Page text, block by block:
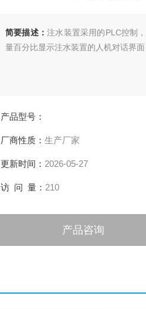
简要描述：注水装置采用的PLC控制
量百分比显示注水装置的人机对话界
产品型号：
厂商性质： 生产厂家
更新时间： 2026-05-27
访 问 量： 210
产品咨询